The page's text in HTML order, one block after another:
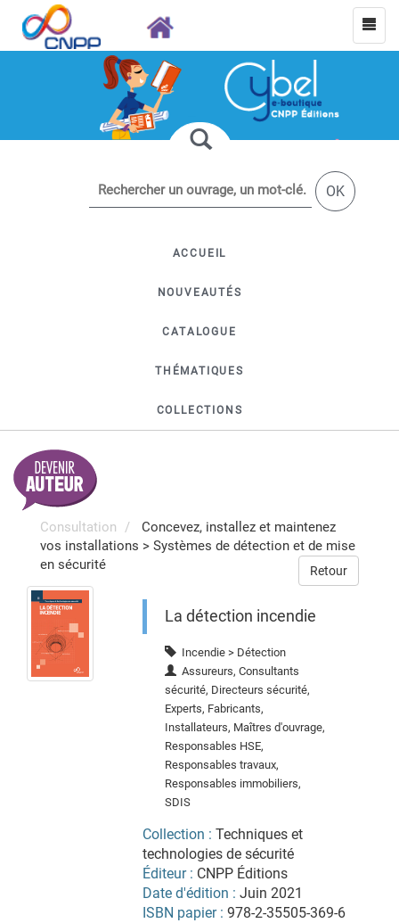
OK
ACCUEIL
NOUVEAUTÉS
CATALOGUE
THÉMATIQUES
COLLECTIONS
Consultation
Concevez, installez et maintenez
vos installations > Systèmes de détection et de mise
en sécurité
Retour
La détection incendie
Incendie > Détection
Assureurs, Consultants
sécurité, Directeurs sécurité,
Experts, Fabricants,
Installateurs, Maîtres d'ouvrage,
Responsables HSE,
Responsables travaux,
Responsables immobiliers,
SDIS
Collection : Techniques et
technologies de sécurité
Éditeur : CNPP Éditions
Date d'édition : Juin 2021
ISBN papier : 978-2-35505-369-6